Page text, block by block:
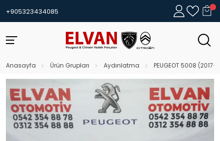
+905323434085
Anasayfa Ürün Grupları Aydınlatma PEUGEOT 5008 (2017-)